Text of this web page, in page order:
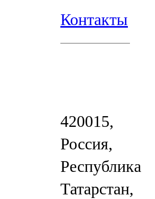
Контакты
420015,
Россия,
Республика
Татарстан,